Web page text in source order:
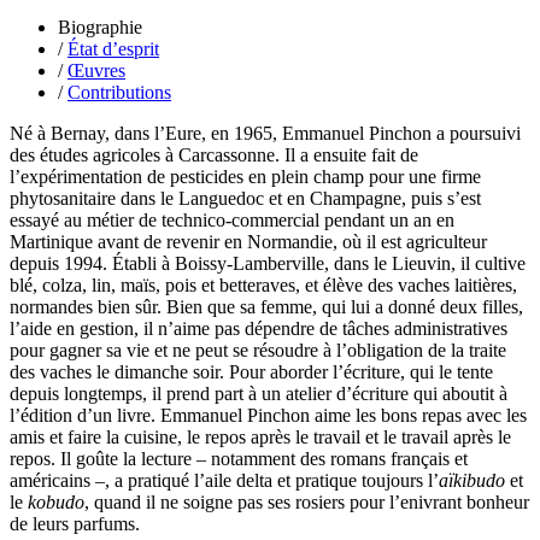
Pinchon Emmanuel
Pitiot Michaël
Pitras Olivier
Plane Alice
Poncins Gontran de
Poulle Marie-Lazarine
Poussin Alexandre
Prjevalski Nikolaï
Quierzy Pauline
Raffard Matthieu
Rasse Rémy
Ravel Patrice de
Revel Luc de
Ripart Jacqueline
Rizzato Tullio
Rochez Carine
Rondón Analía
Roperch Aurélie
Roux Baptiste
Sablé Erik
Saint-Loup
Salon Olivier
Sapin-Defour Cédric
Biographie
/État d’esprit
/Œuvres
/Contributions
Né à Bernay, dans l’Eure, en 1965, Emmanuel Pinchon a poursuivi
des études agricoles à Carcassonne. Il a ensuite fait de
l’expérimentation de pesticides en plein champ pour une firme
phytosanitaire dans le Languedoc et en Champagne, puis s’est
essayé au métier de technico-commercial pendant un an en
Martinique avant de revenir en Normandie, où il est agriculteur
depuis 1994. Établi à Boissy-Lamberville, dans le Lieuvin, il cultive
blé, colza, lin, maïs, pois et betteraves, et élève des vaches laitières,
normandes bien sûr. Bien que sa femme, qui lui a donné deux filles,
l’aide en gestion, il n’aime pas dépendre de tâches administratives
pour gagner sa vie et ne peut se résoudre à l’obligation de la traite
des vaches le dimanche soir. Pour aborder l’écriture, qui le tente
depuis longtemps, il prend part à un atelier d’écriture qui aboutit à
l’édition d’un livre. Emmanuel Pinchon aime les bons repas avec les
amis et faire la cuisine, le repos après le travail et le travail après le
repos. Il goûte la lecture – notamment des romans français et
américains –, a pratiqué l’aile delta et pratique toujours l’aïkibudo et
le kobudo, quand il ne soigne pas ses rosiers pour l’enivrant bonheur
de leurs parfums.